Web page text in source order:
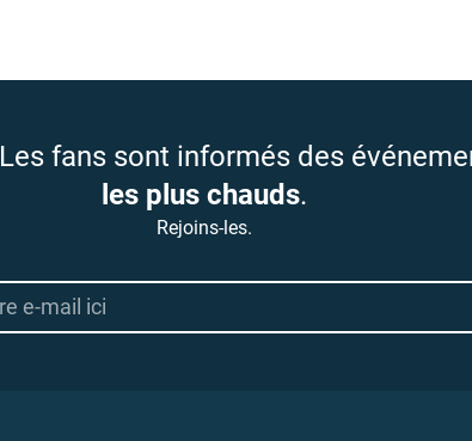
Les fans sont informés des
les plus chauds.
Rejoins-les.